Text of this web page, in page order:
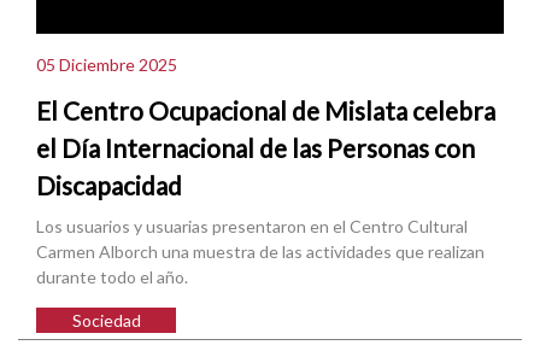
05 Diciembre 2025
El Centro Ocupacional de Mislata celebra
el Día Internacional de las Personas con
Discapacidad
Los usuarios y usuarias presentaron en el Centro Cultural
Carmen Alborch una muestra de las actividades que realizan
durante todo el año.
Sociedad